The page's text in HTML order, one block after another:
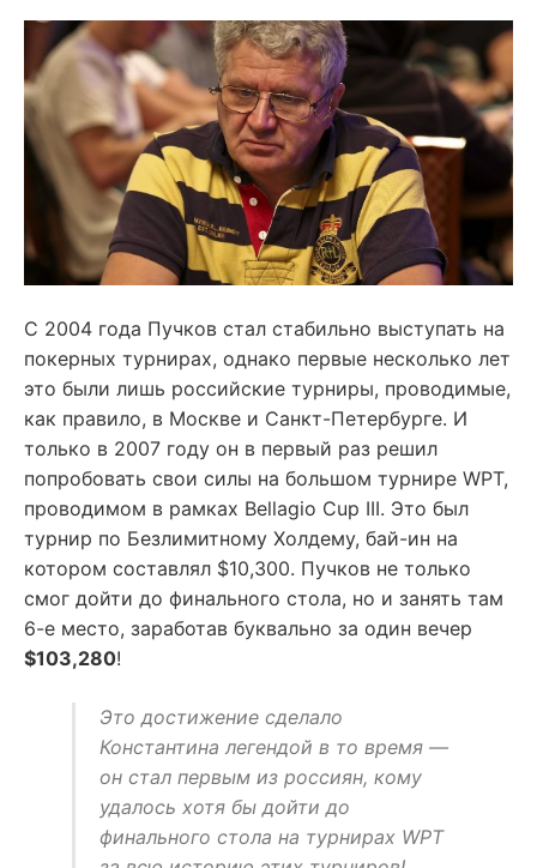
С 2004 года Пучков стал стабильно выступать на
покерных турнирах, однако первые несколько лет
это были лишь российские турниры, проводимые,
как правило, в Москве и Санкт-Петербурге. И
только в 2007 году он в первый раз решил
попробовать свои силы на большом турнире WPT,
проводимом в рамках Bellagio Cup III. Это был
турнир по Безлимитному Холдему, бай-ин на
котором составлял $10,300. Пучков не только
смог дойти до финального стола, но и занять там
6-е место, заработав буквально за один вечер
$103,280!
Это достижение сделало
Константина легендой в то время —
он стал первым из россиян, кому
удалось хотя бы дойти до
финального стола на турнирах WPT